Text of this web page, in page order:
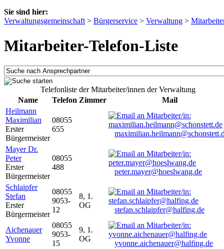
Sie sind hier:
Verwaltungsgemeinschaft > Bürgerservice > Verwaltung >
Mitarbeiter-Telefon-Liste
Telefonliste der Mitarbeiter/innen der Verwaltung
Name
Telefon Zimmer
Mail
Heilmann
Maximilian
Erster
Bürgermeister
08055
655
Mayer Dr.
Peter
Erster
Bürgermeister
08055
488
peter.mayer@hoeslwang.de
Schlaipfer
Stefan
Erster
Bürgermeister
08055
9053-
12
8, 1.
OG
stefan.schlaipfer@halfing.de
Aichenauer
Yvonne
08055
9053-
15
9, 1.
OG
yvonne.aichenauer@halfing.de